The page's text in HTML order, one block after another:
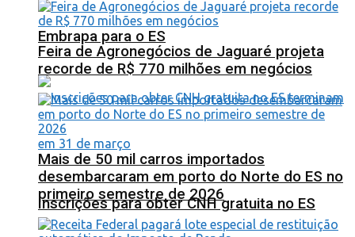
Embrapa para o ES
Inscrições para obter CNH gratuita no ES
Feira de Agronegócios de Jaguaré projeta
recorde de R$ 770 milhões em negócios
Mais de 50 mil carros importados
desembarcaram em porto do Norte do ES no
primeiro semestre de 2026